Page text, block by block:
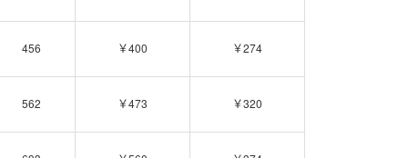
456 ￥400 ￥274
562 ￥473 ￥320